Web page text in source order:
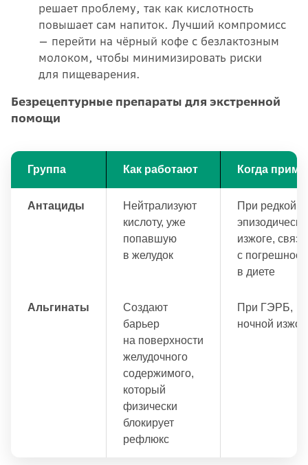
решает проблему, так как кислотность
повышает сам напиток. Лучший компромисс
— перейти на чёрный кофе с безлактозным
молоком, чтобы минимизировать риски
для пищеварения.
Безрецептурные препараты для экстренной
помощи
Группа Как работают Когда
Антациды
Нейтрализуют
кислоту, уже
попавшую
в желудок
При редкой,
изжоге,
с
в диете
Альгинаты
Создают
барьер
на поверхности
желудочного
содержимого,
который
физически
блокирует
рефлюкс
При ГЭРБ,
ночной